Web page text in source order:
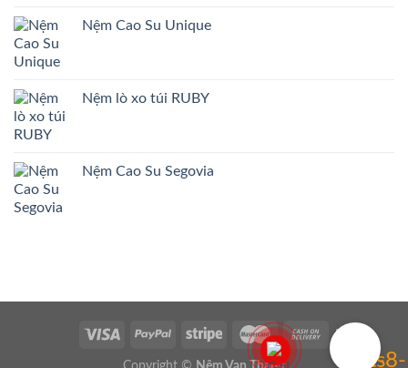
Nệm Cao Su Unique
Nệm lò xo túi RUBY
Nệm Cao Su Segovia